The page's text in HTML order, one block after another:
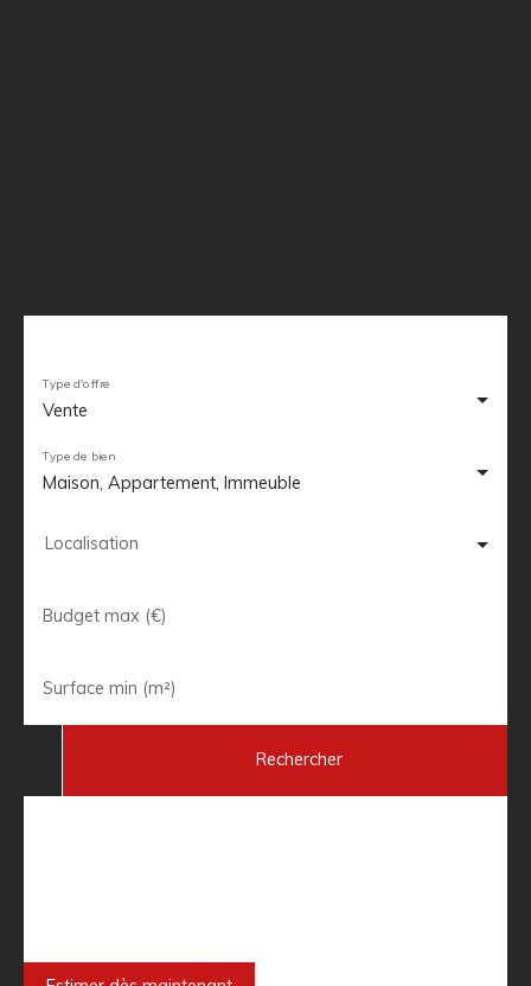
Vente
Type d'offre
Maison, Appartement, Immeuble
Type de bien
Localisation
Budget max (€)
Surface min (m²)
Rechercher